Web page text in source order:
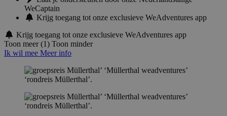
WeCaptain
Krijg toegang tot onze exclusieve WeAdventures app
Krijg toegang tot onze exclusieve WeAdventures app
Toon meer (1) Toon minder
Ik wil mee Meer info